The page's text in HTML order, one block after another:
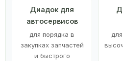
Диадок для
автосервисов
для порядка в
закупках запчастей
и быстрого